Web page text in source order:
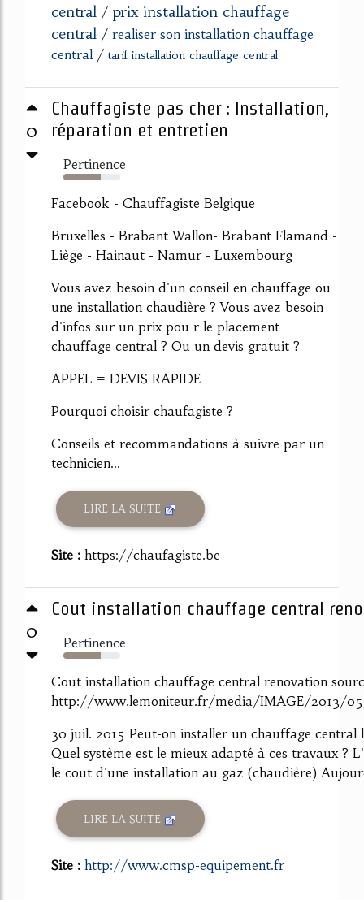
central / prix installation chauffage
central / realiser son installation chauffage
central / tarif installation chauffage central
0
Chauffagiste pas cher : Installation,
réparation et entretien
Pertinence
65%
Facebook - Chauffagiste Belgique
Bruxelles - Brabant Wallon- Brabant Flamand -
Liège - Hainaut - Namur - Luxembourg
Vous avez besoin d'un conseil en chauffage ou
une installation chaudière ? Vous avez besoin
d'infos sur un prix pou r le placement
chauffage central ? Ou un devis gratuit ?
APPEL = DEVIS RAPIDE
Pourquoi choisir chaufagiste ?
Conseils et recommandations à suivre par un
technicien...
LIRE LA SUITE
Site : https://chaufagiste.be
0
Cout installation chauffage central
Pertinence
65%
Cout installation chauffage central renovation
http://www.lemoniteur.fr/media/IMAGE/2013/
30 juil. 2015 Peut-on installer un chauffage central
Quel système est le mieux adapté à ces travaux ?
le cout d'une installation au gaz (chaudière)
LIRE LA SUITE
Site : http://www.cmsp-equipement.fr